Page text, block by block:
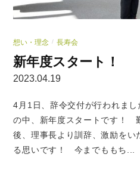
想い・理念 / 長寿会
新年度スタート！
2023.04.19
4月1日、辞令交付が行われま
の中、新年度スタートです！
後、理事長より訓辞、激励をい
る思いです！ 今までももち...